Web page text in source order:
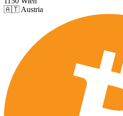
🇦🇹 Austria